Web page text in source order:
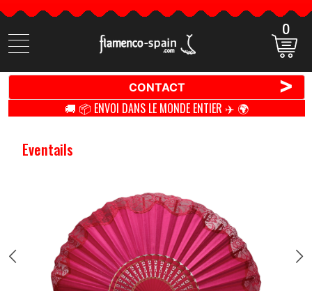
Cherchez
des
0
CONTACT >
🚚 📦 ENVOI DANS LE MONDE ENTIER ✈️ 🌍
Eventails